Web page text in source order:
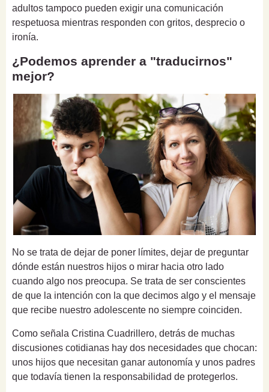
adultos tampoco pueden exigir una comunicación
respetuosa mientras responden con gritos, desprecio o
ironía.
¿Podemos aprender a "traducirnos"
mejor?
No se trata de dejar de poner límites, dejar de preguntar
dónde están nuestros hijos o mirar hacia otro lado
cuando algo nos preocupa. Se trata de ser conscientes
de que la intención con la que decimos algo y el mensaje
que recibe nuestro adolescente no siempre coinciden.
Como señala Cristina Cuadrillero, detrás de muchas
discusiones cotidianas hay dos necesidades que chocan:
unos hijos que necesitan ganar autonomía y unos padres
que todavía tienen la responsabilidad de protegerlos.